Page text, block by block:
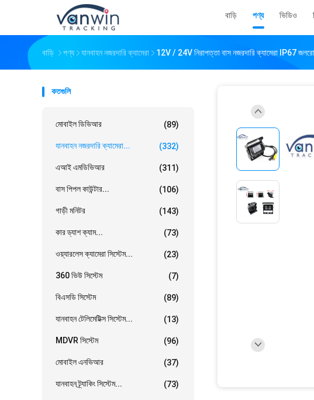
বাড়ি পণ্য ভিডিও
বাড়ি পণ্য যানবাহন নজরদারি ক্যামেরা 12V / 24V নিরাপত্তা বাস নজরদারি ক্যামেরা IP67
কতগুলি
মোবাইল ডিভিআর (89)
যানবাহন নজরদারি ক্যামেরা... (332)
এআই এমডিভিআর (311)
বাস পিপল কাউন্টার... (106)
গাড়ী মনিটর (143)
কার ড্যাশ ক্যাম... (73)
ওয়্যারলেস ক্যামেরা সিস্টেম... (23)
360 ভিউ সিস্টেম (7)
বিএসডি সিস্টেম (89)
যানবাহন টেলিমেটিক্স সিস্টেম... (13)
MDVR সিস্টেম (96)
মোবাইল এনভিআর (37)
যানবাহন ট্র্যাকিং সিস্টেম... (73)